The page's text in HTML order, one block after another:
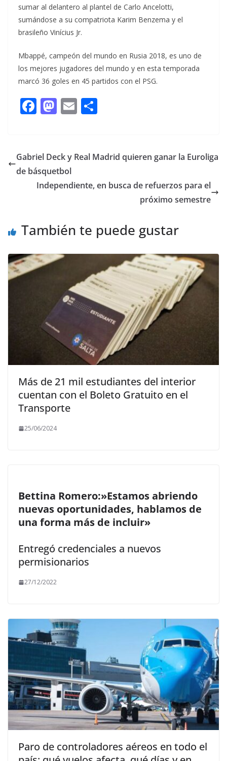
sumar al delantero al plantel de Carlo Ancelotti,
sumándose a su compatriota Karim Benzema y el
brasileño Vinícius Jr.
Mbappé, campeón del mundo en Rusia 2018, es uno de
los mejores jugadores del mundo y en esta temporada
marcó 36 goles en 45 partidos con el PSG.
F
b
o
o
M
d
o
n
E
l p
ti
Gabriel Deck y Real Madrid quieren ganar la Euroliga
de básquetbol
Independiente, en busca de refuerzos para el
próximo semestre
También te puede gustar
Más de 21 mil estudiantes del interior
cuentan con el Boleto Gratuito en el
Transporte
25/06/2024
Bettina Romero:»Estamos abriendo
nuevas oportunidades, hablamos de
una forma más de incluir»
Entregó credenciales a nuevos
permisionarios
27/12/2022
Paro de controladores aéreos en todo el